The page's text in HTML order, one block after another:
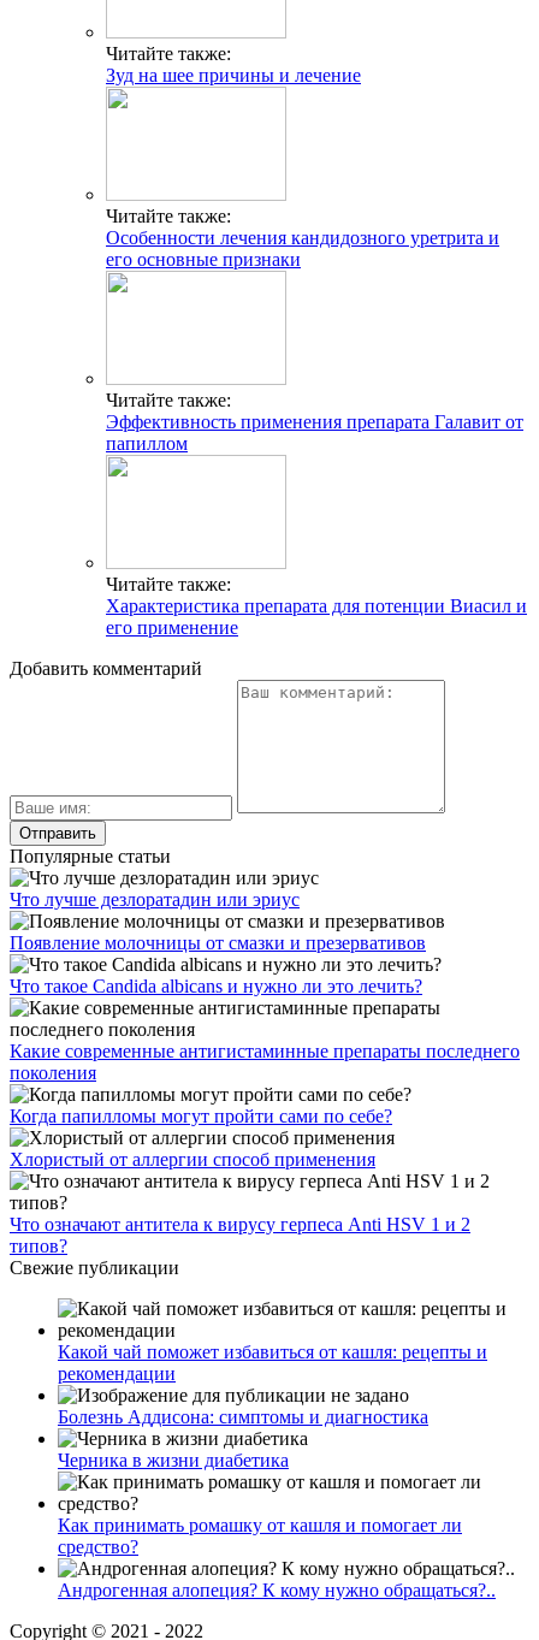
Читайте также:
Зуд на шее причины и лечение
Читайте также:
Особенности лечения кандидозного уретрита и
его основные признаки
Читайте также:
Эффективность применения препарата Галавит от
папиллом
Читайте также:
Характеристика препарата для потенции Виасил и
его применение
Добавить комментарий
Популярные статьи
Что лучше дезлоратадин или эриус
Появление молочницы от смазки и презервативов
Что такое Candida albicans и нужно ли это лечить?
Какие современные антигистаминные препараты последнего
поколения
Когда папилломы могут пройти сами по себе?
Хлористый от аллергии способ применения
Что означают антитела к вирусу герпеса Anti HSV 1 и 2
типов?
Свежие публикации
Какой чай поможет избавиться от кашля: рецепты и
рекомендации
Болезнь Аддисона: симптомы и диагностика
Черника в жизни диабетика
Как принимать ромашку от кашля и помогает ли
средство?
Андрогенная алопеция? К кому нужно обращаться?..
Copyright © 2021 - 2022